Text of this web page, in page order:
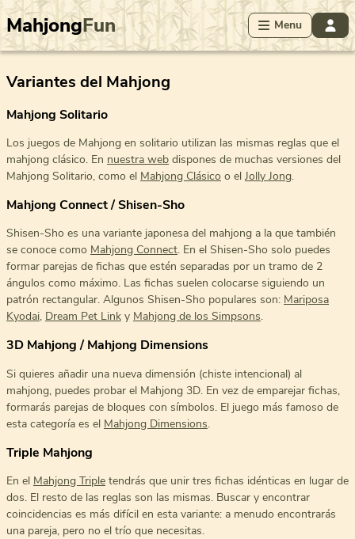
MahjongFun Menu
Variantes del Mahjong
Mahjong Solitario
Los juegos de Mahjong en solitario utilizan las mismas reglas que el
mahjong clásico. En nuestra web dispones de muchas versiones del
Mahjong Solitario, como el Mahjong Clásico o el Jolly Jong.
Mahjong Connect / Shisen-Sho
Shisen-Sho es una variante japonesa del mahjong a la que también
se conoce como Mahjong Connect. En el Shisen-Sho solo puedes
formar parejas de fichas que estén separadas por un tramo de 2
ángulos como máximo. Las fichas suelen colocarse siguiendo un
patrón rectangular. Algunos Shisen-Sho populares son: Mariposa
Kyodai, Dream Pet Link y Mahjong de los Simpsons.
3D Mahjong / Mahjong Dimensions
Si quieres añadir una nueva dimensión (chiste intencional) al
mahjong, puedes probar el Mahjong 3D. En vez de emparejar fichas,
formarás parejas de bloques con símbolos. El juego más famoso de
esta categoría es el Mahjong Dimensions.
Triple Mahjong
En el Mahjong Triple tendrás que unir tres fichas idénticas en lugar de
dos. El resto de las reglas son las mismas. Buscar y encontrar
coincidencias es más difícil en esta variante: a menudo encontrarás
una pareja, pero no el trío que necesitas.